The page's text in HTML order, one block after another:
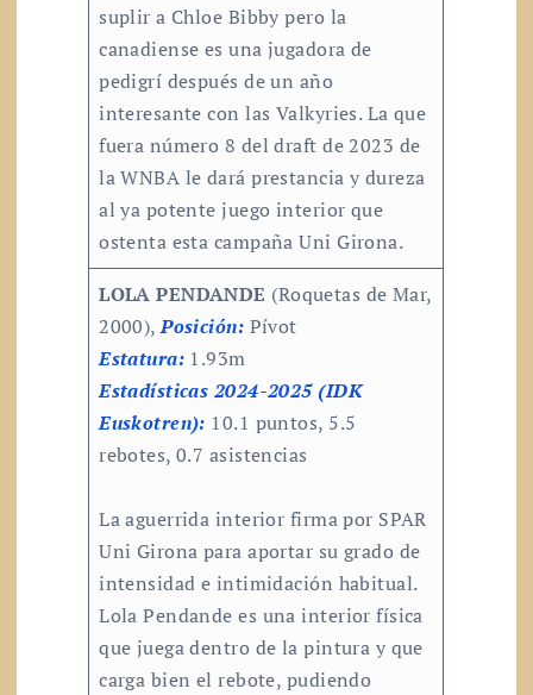
suplir a Chloe Bibby pero la
canadiense es una jugadora de
pedigrí después de un año
interesante con las Valkyries. La que
fuera número 8 del draft de 2023 de
la WNBA le dará prestancia y dureza
al ya potente juego interior que
ostenta esta campaña Uni Girona.
LOLA PENDANDE (Roquetas de Mar,
2000),Posición: Pívot
Estatura: 1.93m
Estadísticas 2024-2025 (IDK
Euskotren): 10.1 puntos, 5.5
rebotes, 0.7 asistencias
La aguerrida interior firma por SPAR
Uni Girona para aportar su grado de
intensidad e intimidación habitual.
Lola Pendande es una interior física
que juega dentro de la pintura y que
carga bien el rebote, pudiendo